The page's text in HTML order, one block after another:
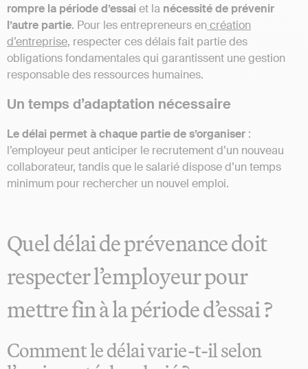
rompre la période d’essai et la nécessité de prévenir
l’autre partie. Pour les entrepreneurs en création
d’entreprise, respecter ces délais fait partie des
obligations fondamentales qui garantissent une gestion
responsable des ressources humaines.
Un temps d’adaptation nécessaire
Le délai permet à chaque partie de s’organiser :
l’employeur peut anticiper le recrutement d’un nouveau
collaborateur, tandis que le salarié dispose d’un temps
minimum pour rechercher un nouvel emploi.
Quel délai de prévenance doit
respecter l’employeur pour
mettre fin à la période d’essai ?
Comment le délai varie-t-il selon